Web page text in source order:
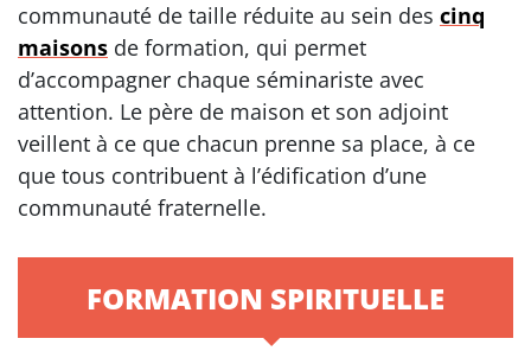
communauté de taille réduite au sein des cinq
maisons de formation, qui permet
d’accompagner chaque séminariste avec
attention. Le père de maison et son adjoint
veillent à ce que chacun prenne sa place, à ce
que tous contribuent à l’édification d’une
communauté fraternelle.
FORMATION SPIRITUELLE